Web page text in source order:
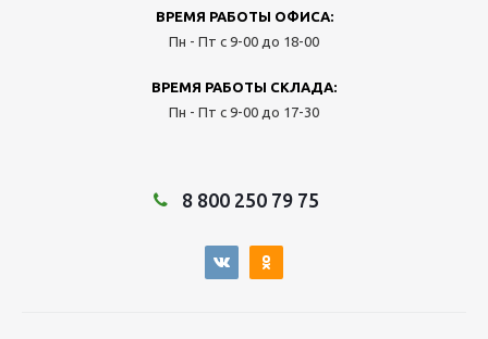
ВРЕМЯ РАБОТЫ ОФИСА:
Пн - Пт с 9-00 до 18-00
ВРЕМЯ РАБОТЫ СКЛАДА:
Пн - Пт с 9-00 до 17-30
8 800 250 79 75